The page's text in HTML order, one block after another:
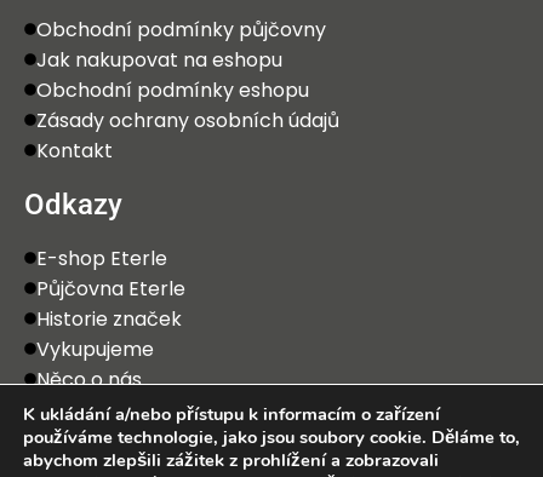
Obchodní podmínky půjčovny
Jak nakupovat na eshopu
Obchodní podmínky eshopu
Zásady ochrany osobních údajů
Kontakt
Odkazy
E-shop Eterle
Půjčovna Eterle
Historie značek
Vykupujeme
Něco o nás
K ukládání a/nebo přístupu k informacím o zařízení
používáme technologie, jako jsou soubory cookie. Děláme to,
abychom zlepšili zážitek z prohlížení a zobrazovali